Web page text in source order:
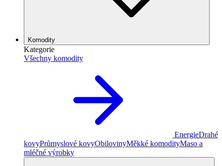
Komodity
Kategorie
Všechny komodity
EnergieDrahé
kovyPrůmyslové kovyObilovinyMěkké komodityMaso a
mléčné výrobky